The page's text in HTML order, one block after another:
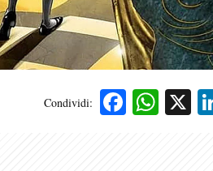
Condividi: